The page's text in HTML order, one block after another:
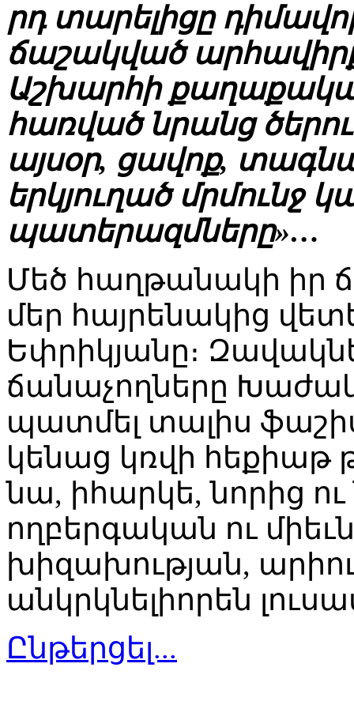
րդ տարելիցը
ճաշակված
Աշխարհի
հառված նրանց
այսօր, ցավոք,
երկյուղած մրմունջ
պատերազմները»…
Մեծ հաղթանակի իր
մեր հայրենակից
Եփրիկյանը։
ճանաչողները
պատմել տալիս
կենաց կռվի հեքիաթ
նա, իհարկե, նորից
ողբերգական ու
խիզախության,
անկրկնելիորեն
Ընթերցել...